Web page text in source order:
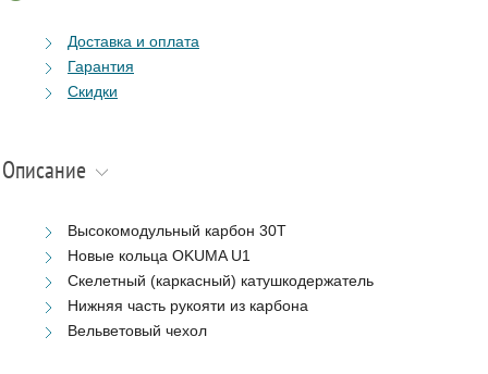
Доставка и оплата
Гарантия
Скидки
Описание
Высокомодульный карбон 30T
Новые кольца OKUMA U1
Скелетный (каркасный) катушкодержатель
Нижняя часть рукояти из карбона
Вельветовый чехол